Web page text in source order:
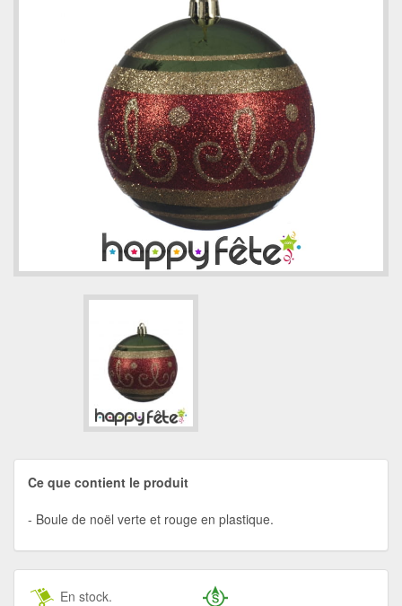
Ce que contient le produit
Boule de noël verte et rouge en plastique.
En stock.